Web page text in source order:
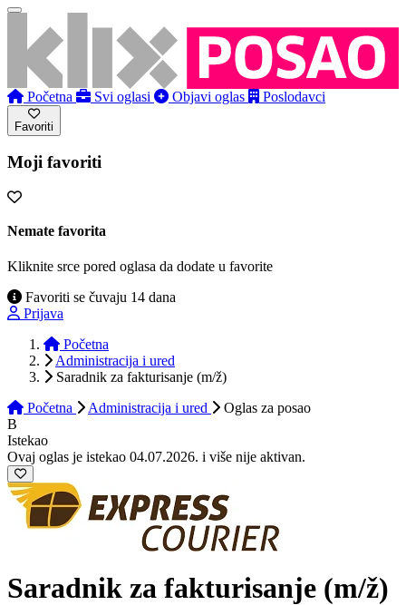
Početna Svi oglasi Objavi oglas Poslodavci
Favoriti
Moji favoriti
Nemate favorita
Kliknite srce pored oglasa da dodate u favorite
Favoriti se čuvaju 14 dana
Prijava
Početna
Administracija i ured
Saradnik za fakturisanje (m/ž)
Početna
Administracija i ured Oglas za posao
B
Istekao
Ovaj oglas je istekao 04.07.2026. i više nije aktivan.
Saradnik za fakturisanje (m/ž)